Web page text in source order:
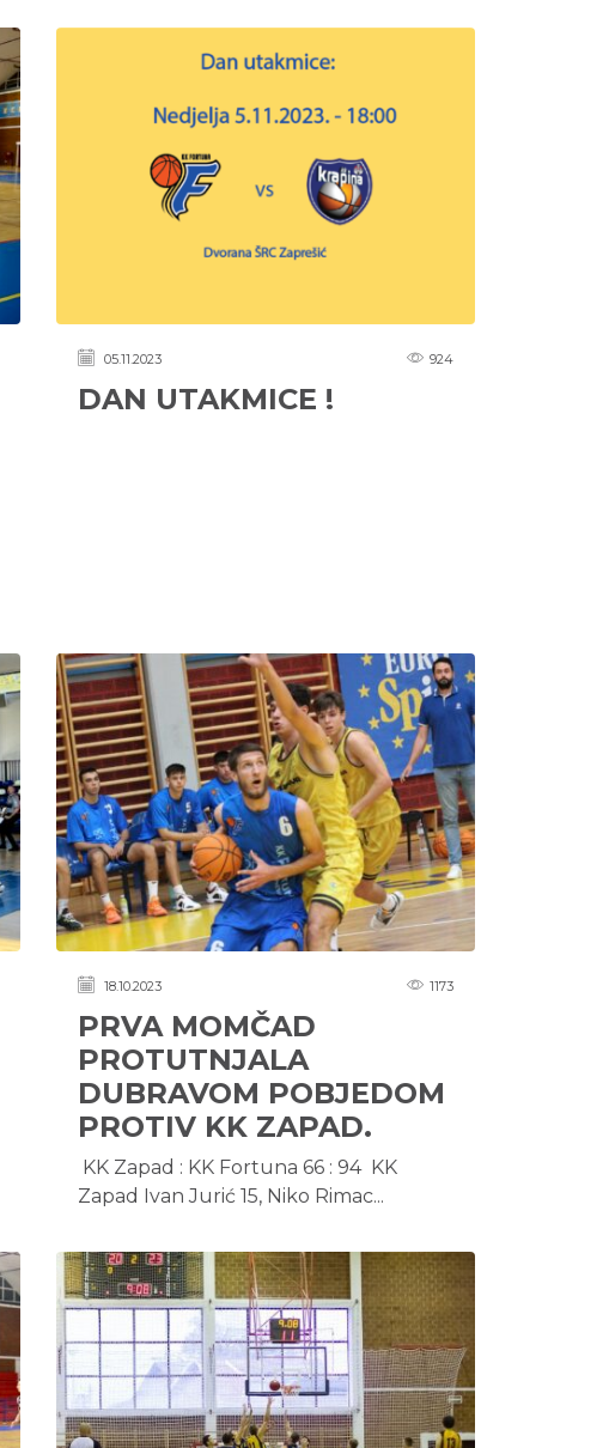
05.11.2023 924
DAN UTAKMICE !
18.10.2023 1173
PRVA MOMČAD
PROTUTNJALA
DUBRAVOM POBJEDOM
PROTIV KK ZAPAD.
KK Zapad : KK Fortuna 66 : 94 KK
Zapad Ivan Jurić 15, Niko Rimac...